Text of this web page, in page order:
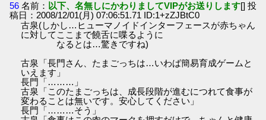
56 名前： 以下、名無しにかわりましてVIPがお送りします[] 投
稿日：2008/12/01(月) 07:06:51.71 ID:1+zZJBtC0
古泉(しかし…ヒューマノイドインターフェースが赤ちゃん
に対してここまで饒舌に喋るように
なるとは…驚きですね)
古泉「長門さん、たまごっちは…いわば簡易育成ゲームと
いえます」
長門「………」
古泉「このたまごっちは、成長段階が進むにつれて食事が
変わることは無いです。安心してください」
長門「………そう」